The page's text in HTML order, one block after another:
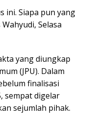
ini. Siapa pun yang
Selasa
yang diungkap
(JPU). Dalam
finalisasi
sempat digelar
sejumlah pihak.